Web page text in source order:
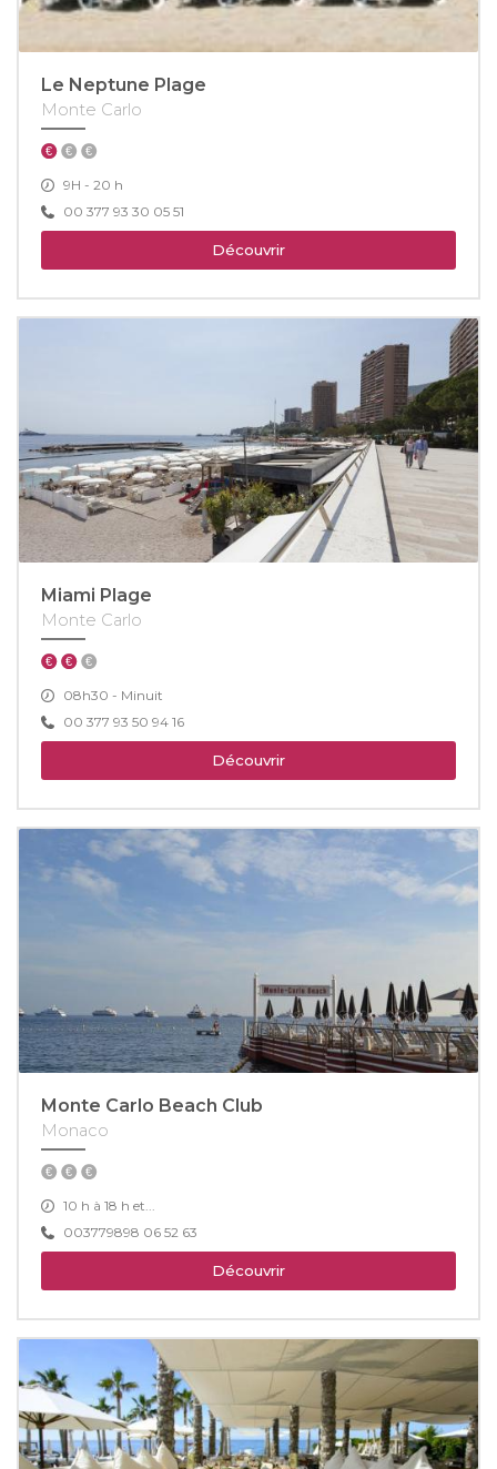
Le Neptune Plage
Monte Carlo
9H - 20 h
00 377 93 30 05 51
Découvrir
Miami Plage
Monte Carlo
08h30 - Minuit
00 377 93 50 94 16
Découvrir
Monte Carlo Beach Club
Monaco
10 h à 18 h et...
003779898 06 52 63
Découvrir